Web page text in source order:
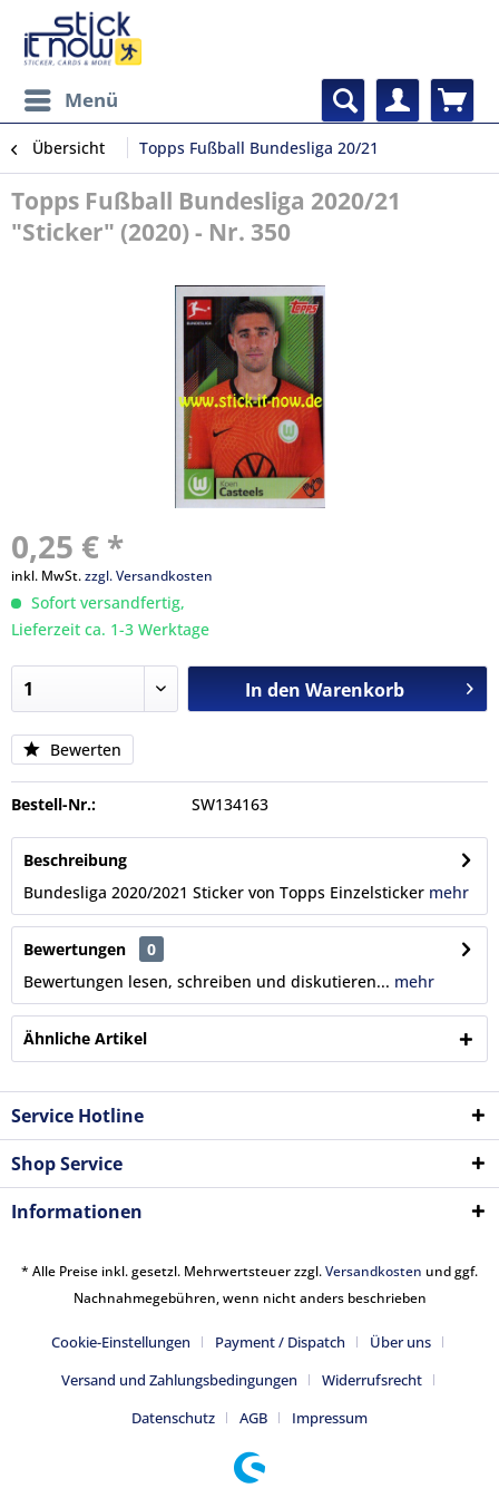
Menü
Übersicht Topps Fußball Bundesliga 20/21
Topps Fußball Bundesliga 2020/21
"Sticker" (2020) - Nr. 350
0,25 € *
inkl. MwSt.zzgl. Versandkosten
Sofort versandfertig,
Lieferzeit ca. 1-3 Werktage
In den Warenkorb
Bewerten
Bestell-Nr.: SW134163
Beschreibung
Bundesliga 2020/2021 Sticker von Topps Einzelsticker mehr
Bewertungen
0
Bewertungen lesen, schreiben und diskutieren... mehr
Ähnliche Artikel
Service Hotline
Shop Service
Informationen
* Alle Preise inkl. gesetzl. Mehrwertsteuer zzgl.Versandkosten und ggf.
Nachnahmegebühren, wenn nicht anders beschrieben
Cookie-Einstellungen Payment / Dispatch
Über uns
Versand und Zahlungsbedingungen
Widerrufsrecht
Datenschutz
AGB Impressum